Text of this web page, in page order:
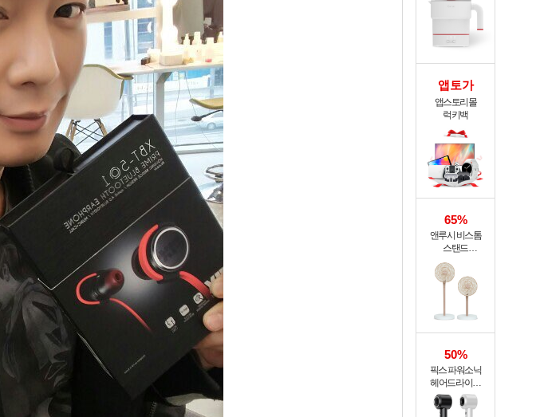
앱토가
앱스토리몰
럭키백
65%
앤루시 비스톰
스탠드
써큘레이터 ASF-
200A
50%
픽스 파워소닉
헤어드라이기
XHS-701